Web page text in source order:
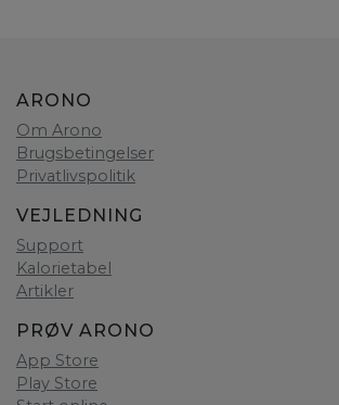
ARONO
Om Arono
Brugsbetingelser
Privatlivspolitik
VEJLEDNING
Support
Kalorietabel
Artikler
PRØV ARONO
App Store
Play Store